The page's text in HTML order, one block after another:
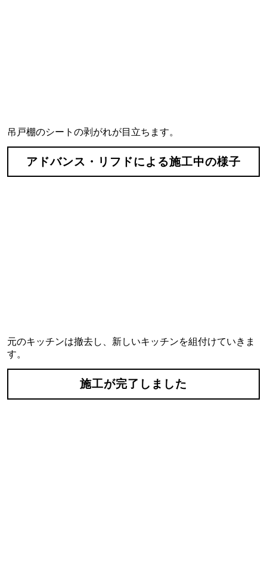
吊戸棚のシートの剥がれが目立ちます。
アドバンス・リフドによる施工中の様子
元のキッチンは撤去し、新しいキッチンを組付けていきま
す。
施工が完了しました